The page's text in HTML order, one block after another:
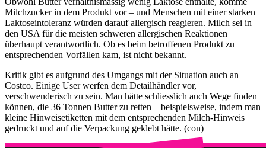
Milchzucker in dem Produkt vor – und Menschen mit einer starken
Laktoseintoleranz würden darauf allergisch reagieren. Milch sei in
den USA für die meisten schweren allergischen Reaktionen
überhaupt verantwortlich. Ob es beim betroffenen Produkt zu
entsprechenden Vorfällen kam, ist nicht bekannt.
Kritik gibt es aufgrund des Umgangs mit der Situation auch an
Costco. Einige User werfen dem Detailhändler vor,
verschwenderisch zu sein. Man hätte schliesslich auch Wege finden
können, die 36 Tonnen Butter zu retten – beispielsweise, indem man
kleine Hinweisetiketten mit dem entsprechenden Milch-Hinweis
gedruckt und auf die Verpackung geklebt hätte. (con)